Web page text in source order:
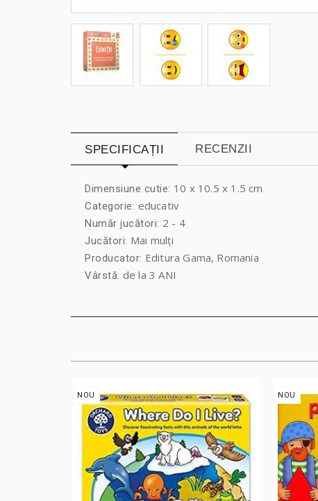
SPECIFICAȚII RECENZII
Dimensiune cutie: 10 x 10.5 x 1.5 cm
Categorie: educativ
Număr jucători: 2 - 4
Jucători: Mai mulți
Producator: Editura Gama, Romania
Vârstă: de la 3 ANI
NOU NOU